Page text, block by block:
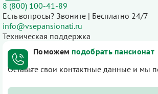
8 (800) 100-41-89
Есть вопросы? Звоните | Бесплатно 24/7
info@vsepansionati.ru
Техническая поддержка
Поможем подобрать пансионат
Оставьте свои контактные данные и мы